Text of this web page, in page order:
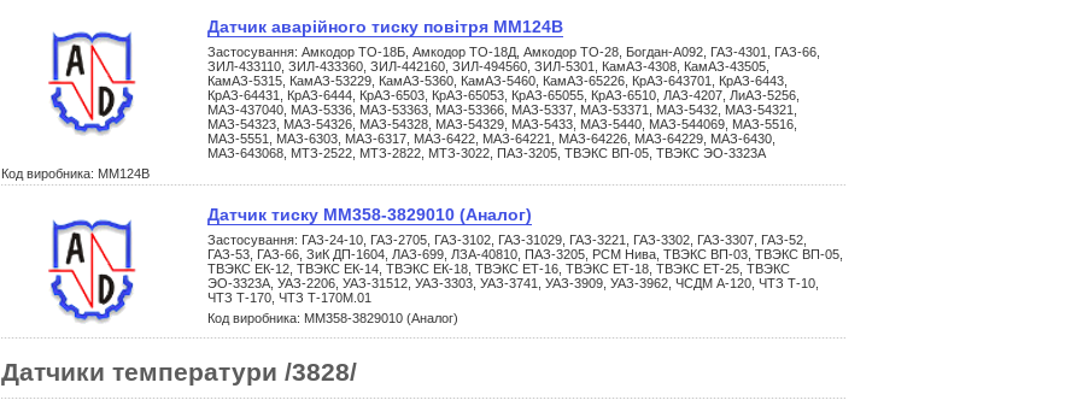
Датчик аварійного тиску повітря ММ124В
Застосування: Амкодор ТО-18Б, Амкодор ТО-18Д, Амкодор ТО-28, Богдан-А092, ГАЗ-4301, ГАЗ-66,
ЗИЛ-433110, ЗИЛ-433360, ЗИЛ-442160, ЗИЛ-494560, ЗИЛ-5301, КамАЗ-4308, КамАЗ-43505,
КамАЗ-5315, КамАЗ-53229, КамАЗ-5360, КамАЗ-5460, КамАЗ-65226, КрАЗ-643701, КрАЗ-6443,
КрАЗ-64431, КрАЗ-6444, КрАЗ-6503, КрАЗ-65053, КрАЗ-65055, КрАЗ-6510, ЛАЗ-4207, ЛиАЗ-5256,
МАЗ-437040, МАЗ-5336, МАЗ-53363, МАЗ-53366, МАЗ-5337, МАЗ-53371, МАЗ-5432, МАЗ-54321,
МАЗ-54323, МАЗ-54326, МАЗ-54328, МАЗ-54329, МАЗ-5433, МАЗ-5440, МАЗ-544069, МАЗ-5516,
МАЗ-5551, МАЗ-6303, МАЗ-6317, МАЗ-6422, МАЗ-64221, МАЗ-64226, МАЗ-64229, МАЗ-6430,
МАЗ-643068, МТЗ-2522, МТЗ-2822, МТЗ-3022, ПАЗ-3205, ТВЭКС ВП-05, ТВЭКС ЭО-3323А
Код виробника: ММ124В
Датчик тиску ММ358-3829010 (Аналог)
Застосування: ГАЗ-24-10, ГАЗ-2705, ГАЗ-3102, ГАЗ-31029, ГАЗ-3221, ГАЗ-3302, ГАЗ-3307, ГАЗ-52,
ГАЗ-53, ГАЗ-66, ЗиК ДП-1604, ЛАЗ-699, ЛЗА-40810, ПАЗ-3205, РСМ Нива, ТВЭКС ВП-03, ТВЭКС ВП-05,
ТВЭКС ЕК-12, ТВЭКС ЕК-14, ТВЭКС ЕК-18, ТВЭКС ЕТ-16, ТВЭКС ЕТ-18, ТВЭКС ЕТ-25, ТВЭКС
ЭО-3323А, УАЗ-2206, УАЗ-31512, УАЗ-3303, УАЗ-3741, УАЗ-3909, УАЗ-3962, ЧСДМ А-120, ЧТЗ Т-10,
ЧТЗ Т-170, ЧТЗ Т-170М.01
Код виробника: ММ358-3829010 (Аналог)
Датчики температури /3828/